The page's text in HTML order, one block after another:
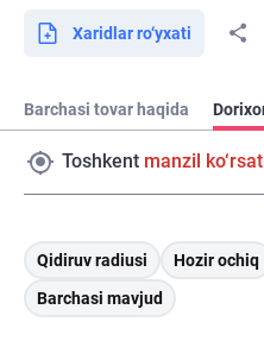
Xaridlar ro‘yxati
Barchasi tovar haqida
Toshkent manzil
Qidiruv radiusi Hozir ochiq
Barchasi mavjud